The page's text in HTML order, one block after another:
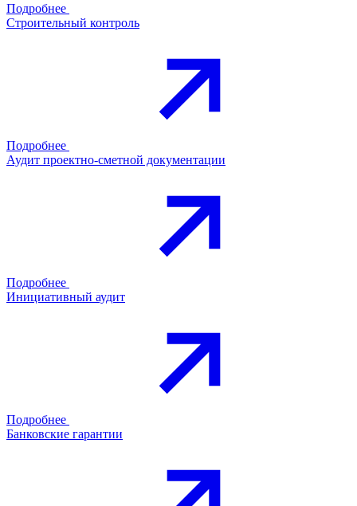
Подробнее
Строительный контроль
Подробнее
Аудит проектно-сметной документации
Подробнее
Инициативный аудит
Подробнее
Банковские гарантии